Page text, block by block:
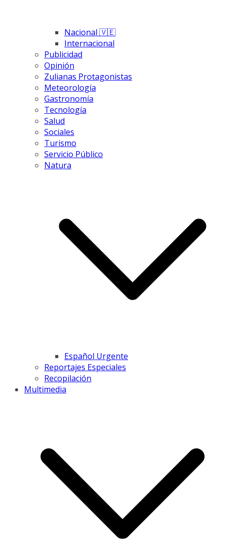
Nacional 🇻🇪
Internacional
Publicidad
Opinión
Zulianas Protagonistas
Meteorología
Gastronomía
Tecnología
Salud
Sociales
Turismo
Servicio Público
Natura
Español Urgente
Reportajes Especiales
Recopilación
Multimedia